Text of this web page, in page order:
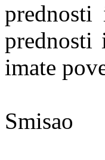
prednosti
prednosti
imate
Smisao